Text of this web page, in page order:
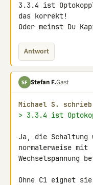
3.3.4 ist
das korrekt!
Oder meinst Du
Antwort
SF Stefan F.Gast
Michael S.
> 3.3.4 ist
Ja, die Schaltung
normalerweise mit
Wechselspannung
Ohne C1 eignet